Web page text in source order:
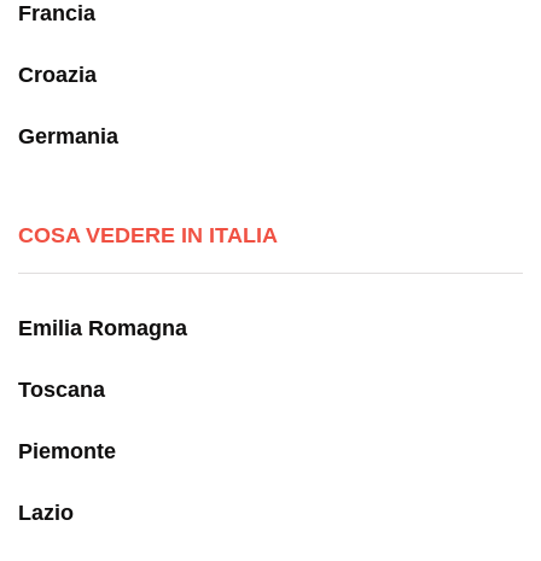
Francia
Croazia
Germania
COSA VEDERE IN ITALIA
Emilia Romagna
Toscana
Piemonte
Lazio